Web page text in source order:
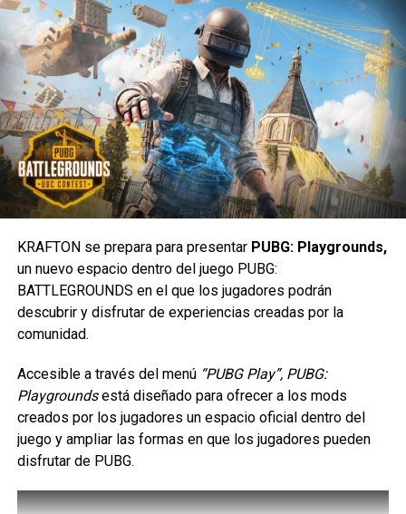
Audio
DON'T MISS
Fatal Fury: City of the Wolves con Precio de
Locura
Carlos Notario
Las activaciones estarán disponibles en:
días 8 y 9 de agosto; Liverpool Lindavista, Insurgentes y
Ecatepec los días 15 y 16 de agosto; Liverpool Polanco,
Zapopan y Tepeyac los días 22 y 23 de agosto; y
Liverpool Metepec, Mitikah y Tezontle los días 29 y 30 de
agosto.
De manera especial, Levi’s desplegará en la explanada de
KRAFTON se prepara para presentarPUBG: Playgrounds,
un nuevo espacio dentro del juego PUBG:
BATTLEGROUNDS en el que los jugadores podrán
descubrir y disfrutar de experiencias creadas por la
comunidad.
Accesible a través del menú “PUBG Play”, PUBG:
Playgroundsestá diseñado para ofrecer a los mods
creados por los jugadores un espacio oficial dentro del
juego y ampliar las formas en que los jugadores pueden
disfrutar de PUBG.